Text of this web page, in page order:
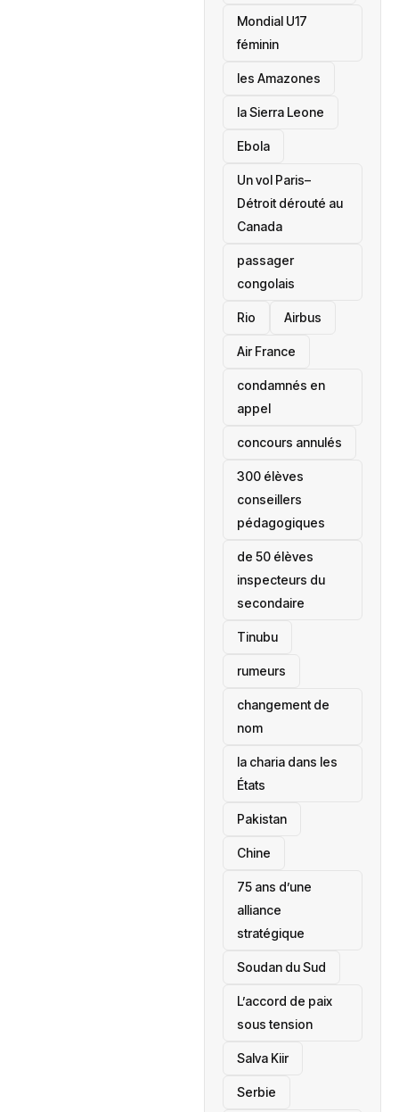
Mondial U17
féminin
les Amazones
la Sierra Leone
‎Ebola
Un vol Paris–
Détroit dérouté au
Canada
passager
congolais
Rio Airbus
Air France
condamnés en
appel
concours annulés
300 élèves
conseillers
pédagogiques
de 50 élèves
inspecteurs du
secondaire
Tinubu
rumeurs
changement de
nom
la charia dans les
États
‎Pakistan
Chine
75 ans d’une
alliance
stratégique
‎Soudan du Sud
L’accord de paix
sous tension
Salva Kiir
‎Serbie